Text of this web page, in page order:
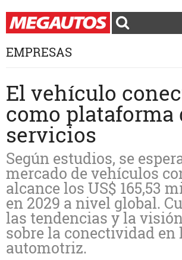
EMPRESAS
El vehículo
como plataforma
servicios
Según estudios, se
mercado de vehículos
alcance los US$ 165,53
en 2029 a nivel global.
las tendencias y la
sobre la conectividad
automotriz.